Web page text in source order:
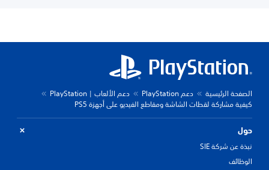
الصفحة الرئيسية دعم PlayStation
دعم الألعاب | PlayStation
كيفية مشاركة لقطات الشاشة ومقاطع الفيديو على أجهزة PS5
حول
نبذة عن شركة SIE
الوظائف